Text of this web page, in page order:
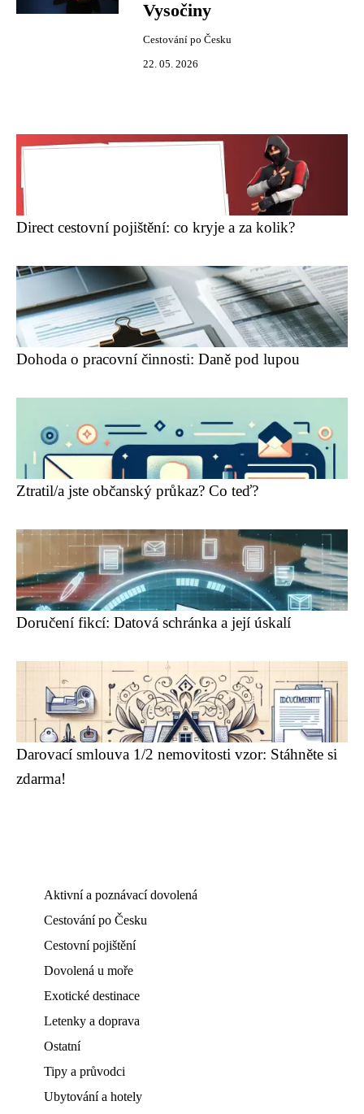
Vysočiny
Cestování po Česku
22. 05. 2026
Direct cestovní pojištění: co kryje a za kolik?
Dohoda o pracovní činnosti: Daně pod lupou
Ztratil/a jste občanský průkaz? Co teď?
Doručení fikcí: Datová schránka a její úskalí
Darovací smlouva 1/2 nemovitosti vzor: Stáhněte si
zdarma!
Aktivní a poznávací dovolená
Cestování po Česku
Cestovní pojištění
Dovolená u moře
Exotické destinace
Letenky a doprava
Ostatní
Tipy a průvodci
Ubytování a hotely